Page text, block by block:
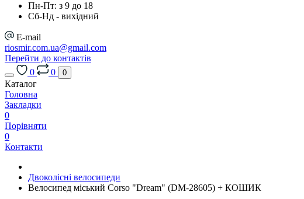
Пн-Пт: з 9 до 18
Сб-Нд - вихідний
E-mail
riosmir.com.ua@gmail.com
Перейти до контактів
0
0 0
Каталог
Головна
Закладки
0
Порівняти
0
Контакти
Двоколісні велосипеди
Велосипед міський Corso "Dream" (DM-28605) + КОШИК